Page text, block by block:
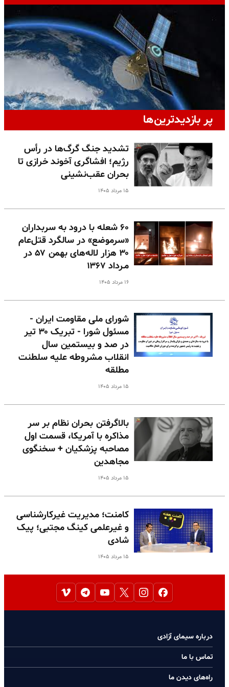
پر بازدیدترین‌ها
تشدید جنگ گرگ‌ها در رأس
رژیم؛ افشاگری آخوند خرازی تا
بحران عقب‌نشینی
۱۵ مرداد ۱۴۰۵
۶۰ شعله با درود به سربداران
«سرموضع» در سالگرد قتل‌عام
۳۰ هزار لاله‌های بهمن ۵۷ در
مـرداد ۱۳۶۷
۱۶ مرداد ۱۴۰۵
شورای ملی مقاومت ایران -
مسئول شورا - تبریک ۳۰ تیر
در صد و بیستمین سال
انقلاب مشروطه علیه سلطنت
مطلقه
۱۵ مرداد ۱۴۰۵
بالا‌گرفتن بحران نظام بر سر
مذاکره با آمریکا، قسمت اول
مصاحبه پزشکیان + سخنگوی
مجاهدین
۱۵ مرداد ۱۴۰۵
کامنت؛ مدیریت غیرکارشناسی
و غیرعلمی کینگ مجتبی؛ پیک
شادی
۱۵ مرداد ۱۴۰۵
درباره سیمای آزادی
تماس با ما
راه‌های دیدن ما